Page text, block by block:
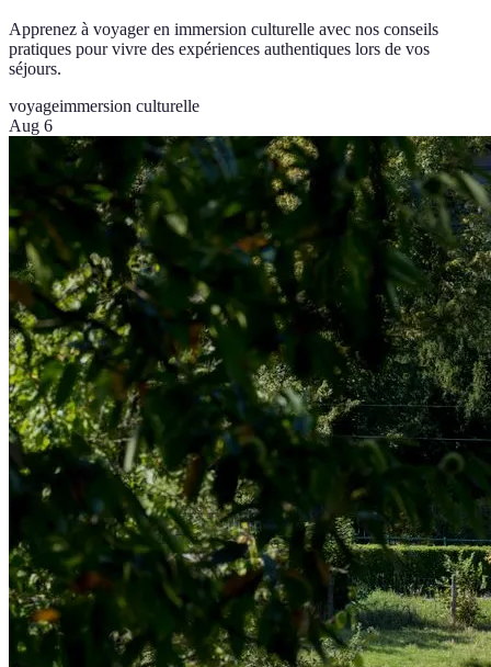
Apprenez à voyager en immersion culturelle avec nos conseils
pratiques pour vivre des expériences authentiques lors de vos
séjours.
voyageimmersion culturelle
Aug 6